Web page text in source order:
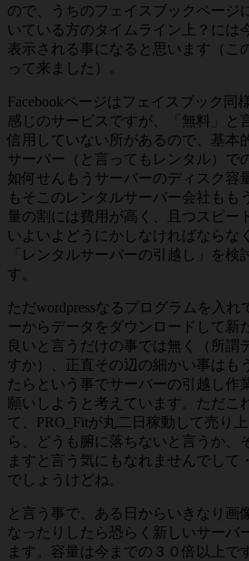
ので、うちのフェイスブックページ
いている方のタイムライン上？には
表示される事になると思います（こ
って来ました）。
Facebookページはフェイスブック同
感じのサービスですが、「無料」と
信用していない所があるので、基本
サーバー（と言ってもレンタル）で
如何せんもうサーバーのディスク容
もそこのレンタルサーバー会社もも
量の割には費用が高く、且つスピー
いよいよどうにかしなければならな
「レンタルサーバーの引越し」を検
す。
ただwordpressなるプログラムを入
ーからデータをダウンロードして新
良いと言うだけの事では無く（所謂
すか）、正直その辺の細かい事はも
たらという事でサーバーの引越し作
願いしようと考えています。ただこ
て、PRO_Fitが丸二日稼動して売り
ら、どうも腑に落ちないと言うか、
ますと言う気にもなれませんでして
でしょうけどね。
と言う事で、ある日からいきなり画
なったりしたら恐らく新しいサーバ
ます。容量は今までの３０倍以上で